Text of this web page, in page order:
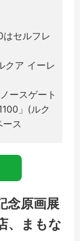
セルフレ
ア イーレ
ースゲート
」(ルク
ス
念原画展
、まもな